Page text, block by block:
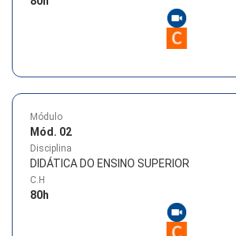
Módulo
Mód. 02
Disciplina
DIDÁTICA DO ENSINO SUPERIOR
C.H
80h